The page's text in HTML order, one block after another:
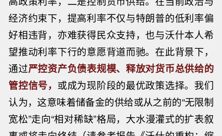
经济约束下，提高利率不仅与特朗普的低利率偏
好相违背，亦难获得民众支持，也与沃什本人希
望推动利率下行的意愿背道而驰。在此背景下，
通过严控资产负债表规模、释放对货币总供给的
管控信号， 或成为现阶段的最优政策选择。我们
认为，这意味着储备金的供给或从之前的“无限制
宽松”走向“相对稀缺”格局，大水漫灌式的扩表叙